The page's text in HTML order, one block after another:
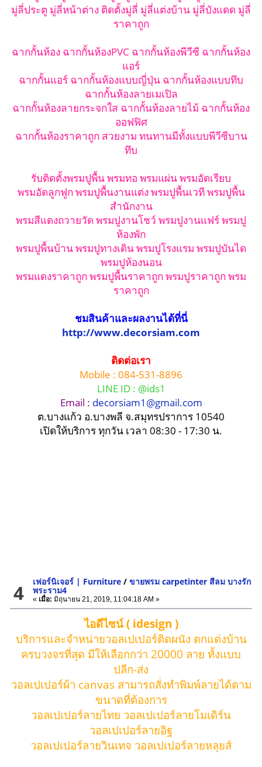
มู่ลี่ประตู มู่ลี่หน้าต่าง ติดตั้งมู่ลี่ มู่ลี่แต่งบ้าน มู่ลี่บังแดด มู่ลี่
ราคาถูก
ฉากกั้นห้อง ฉากกั้นห้องPVC ฉากกั้นห้องพีวีซี ฉากกั้นห้อง
แอร์
ฉากกั้นแอร์ ฉากกั้นห้องแบบญี่ปุ่น ฉากกั้นห้องแบบทึบ
ฉากกั้นห้องลายเมเปิล
ฉากกั้นห้องลายกระจกใส ฉากกั้นห้องลายไม้ ฉากกั้นห้อง
ออฟฟิศ
ฉากกั้นห้องราคาถูก สวยงาม ทนทานมีทั้งแบบพีวีซีบาน
ทึบ
รับติดตั้งพรมปูพื้น พรมทอ พรมแผ่น พรมอัดเรียบ
พรมอัดลูกฟูก พรมปูพื้นงานแต่ง พรมปูพื้นเวที พรมปูพื้น
สำนักงาน
พรมสีแดงถวายวัด พรมปูงานโชว์ พรมปูงานแฟร์ พรมปู
ห้องพัก
พรมปูพื้นบ้าน พรมปูทางเดิน พรมปูโรงแรม พรมปูบันได
พรมปูห้องนอน
พรมแดงราคาถูก พรมปูพื้นราคาถูก พรมปูราคาถูก พรม
ราคาถูก
ชมสินค้าและผลงานได้ที่นี่
http://www.decorsiam.com
ติดต่อเรา
Mobile : 084-531-8896
LINE ID : @ids1
Email : decorsiam1@gmail.com
ต.บางแก้ว อ.บางพลี จ.สมุทรปราการ 10540
เปิดให้บริการ ทุกวัน เวลา 08:30 - 17:30 น.
4 เฟอร์นิเจอร์ | Furniture /ขายพรม carpetinter สีลม บางรัก
พระราม4
« เมื่อ: มิถุนายน 21, 2019, 11:04:18 AM »
ไอดีไซน์ ( idesign )
บริการและจำหน่ายวอลเปเปอร์ติดผนัง ตกแต่งบ้าน
ครบวงจรที่สุด มีให้เลือกกว่า 20000 ลาย ทั้งแบบ
ปลีก-ส่ง
วอลเปเปอร์ผ้า canvas สามารถสั่งทำพิมพ์ลายได้ตาม
ขนาดที่ต้องการ
วอลเปเปอร์ลายไทย วอลเปเปอร์ลายโมเดิร์น
วอลเปเปอร์ลายอิฐ
วอลเปเปอร์ลายวินเทจ วอลเปเปอร์ลายหลุยส์